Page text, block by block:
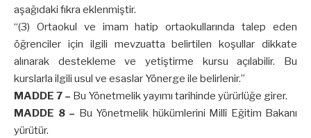
aşağıdaki fıkra eklenmiştir.
“(3) Ortaokul ve imam hatip ortaokullarında talep eden
öğrenciler için ilgili mevzuatta belirtilen koşullar dikkate
alınarak destekleme ve yetiştirme kursu açılabilir. Bu
kurslarla ilgili usul ve esaslar Yönerge ile belirlenir.”
MADDE 7 – Bu Yönetmelik yayımı tarihinde yürürlüğe girer.
MADDE 8 – Bu Yönetmelik hükümlerini Millî Eğitim Bakanı
yürütür.